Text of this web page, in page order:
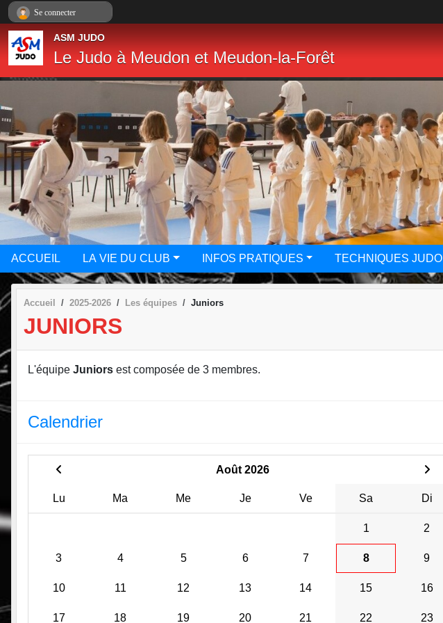
ASM JUDO
Le Judo à Meudon et Meudon-la-Forêt
ACCUEIL LA VIE DU CLUB INFOS PRATIQUES TECHNIQUES JUDO
Accueil 2025-2026 Les équipes Juniors
JUNIORS
L'équipe Juniors est composée de 3 membres.
Calendrier
Août 2026
Lu Ma Me Je Ve Sa Di
1 2
3 4 5 6 7 8 9
10 11 12 13 14 15 16
17 18 19 20 21 22 23
Se connecter
Panneau de gestion des cookies